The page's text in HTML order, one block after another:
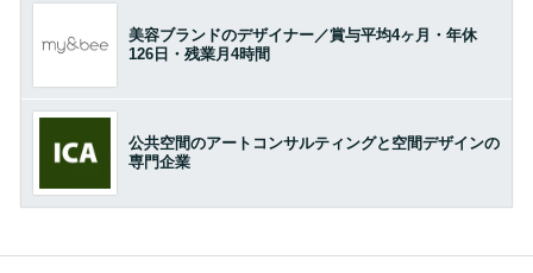
美容ブランドのデザイナー／賞与平均4ヶ月・年休
126日・残業月4時間
公共空間のアートコンサルティングと空間デザインの
専門企業